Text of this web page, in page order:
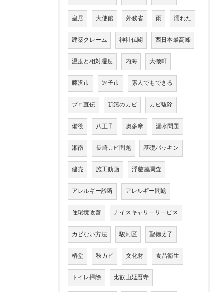
皇居 大使館 外務省 雨 濡れた
建築クレーム 神社仏閣 西日本最高峰
温度と相対湿度 内海 大磯町
藤沢市 逗子市 素人でもできる
プロ直伝 新築のカビ カビ駆除
備後 八王子 奥多摩 漏水問題
湘南 長崎カビ問題 基礎パッキン
建売 施工動画 浮遊菌調査
アレルギー診断 アレルギー問題
住環境改善 ナイスキャリーサービス
カビない方法 駿河区 聖徳太子
椿堂 秋カビ 文化財 食品衛生
トイレ掃除 比叡山延暦寺